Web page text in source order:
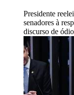
Presidente
senadores à
discurso de ódio